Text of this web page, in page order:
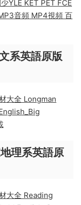
6級高清PDF
音頻 MP4視頻 百
英語原版